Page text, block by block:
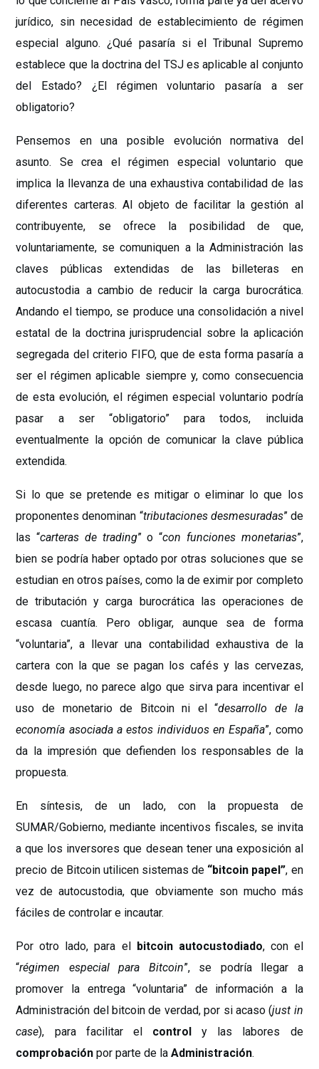
jurídico, sin necesidad de establecimiento de régimen
especial alguno. ¿Qué pasaría si el Tribunal Supremo
establece que la doctrina del TSJ es aplicable al conjunto
del Estado? ¿El régimen voluntario pasaría a ser
obligatorio?
Pensemos en una posible evolución normativa del
asunto. Se crea el régimen especial voluntario que
implica la llevanza de una exhaustiva contabilidad de las
diferentes carteras. Al objeto de facilitar la gestión al
contribuyente, se ofrece la posibilidad de que,
voluntariamente, se comuniquen a la Administración las
claves públicas extendidas de las billeteras en
autocustodia a cambio de reducir la carga burocrática.
Andando el tiempo, se produce una consolidación a nivel
estatal de la doctrina jurisprudencial sobre la aplicación
segregada del criterio FIFO, que de esta forma pasaría a
ser el régimen aplicable siempre y, como consecuencia
de esta evolución, el régimen especial voluntario podría
pasar a ser “obligatorio” para todos, incluida
eventualmente la opción de comunicar la clave pública
extendida.
Si lo que se pretende es mitigar o eliminar lo que los
proponentes denominan “tributaciones desmesuradas” de
las “carteras de trading” o “con funciones monetarias”,
bien se podría haber optado por otras soluciones que se
estudian en otros países, como la de eximir por completo
de tributación y carga burocrática las operaciones de
escasa cuantía. Pero obligar, aunque sea de forma
“voluntaria”, a llevar una contabilidad exhaustiva de la
cartera con la que se pagan los cafés y las cervezas,
desde luego, no parece algo que sirva para incentivar el
uso de monetario de Bitcoin ni el “desarrollo de la
economía asociada a estos individuos en España”, como
da la impresión que defienden los responsables de la
propuesta.
En síntesis, de un lado, con la propuesta de
SUMAR/Gobierno, mediante incentivos fiscales, se invita
a que los inversores que desean tener una exposición al
precio de Bitcoin utilicen sistemas de “bitcoin papel”, en
vez de autocustodia, que obviamente son mucho más
fáciles de controlar e incautar.
Por otro lado, para el bitcoin autocustodiado, con el
“régimen especial para Bitcoin”, se podría llegar a
promover la entrega “voluntaria” de información a la
Administración del bitcoin de verdad, por si acaso (just in
case), para facilitar el control
y las labores de
comprobación por parte de laAdministración.